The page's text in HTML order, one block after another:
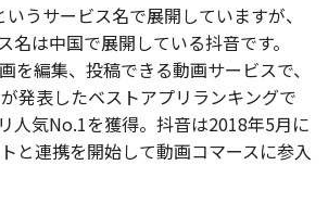
うサービス名で展開していますが、
名は中国で展開している抖音です。
を編集、投稿できる動画サービスで、
発表したベストアプリランキングで
人気No.1を獲得。抖音は2018年5月に
と連携を開始して動画コマースに参入